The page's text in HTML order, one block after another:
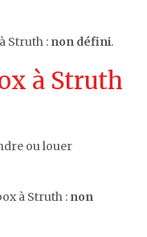
Struth : non défini.
à Struth
ou louer
à Struth : non